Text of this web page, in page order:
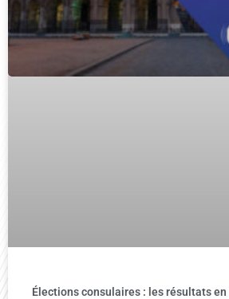
Élections consulaires : les résultats en